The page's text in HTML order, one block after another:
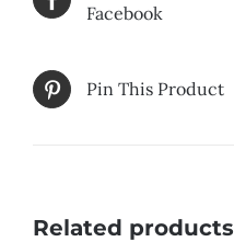
Facebook
Pin This Product
Related products